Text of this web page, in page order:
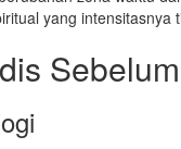
yang intensitasnya